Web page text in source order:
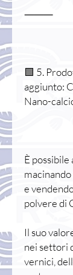
⸻
🟩 5.
aggiunto:
Nano-
È
e
polvere di
Il suo
nei settori
vernici,